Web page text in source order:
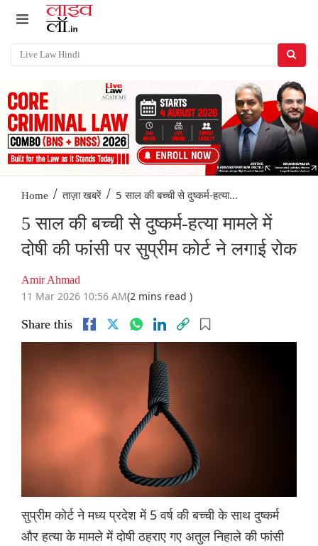
Home / ताज़ा खबरें / 5 साल की बच्ची से दुष्कर्म-हत्या...
5 साल की बच्ची से दुष्कर्म-हत्या मामले में
दोषी की फांसी पर सुप्रीम कोर्ट ने लगाई रोक
Amir Ahmad
11 Mar 2026 10:56 AM(2 mins read )
Share this
सुप्रीम कोर्ट ने मध्य प्रदेश में 5 वर्ष की बच्ची के साथ दुष्कर्म
और हत्या के मामले में दोषी ठहराए गए अतुल निहाले की फांसी